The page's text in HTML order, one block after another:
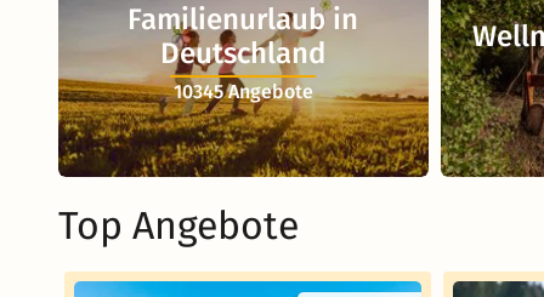
Familienurlaub in
Deutschland
10345 Angebote
Top Angebote